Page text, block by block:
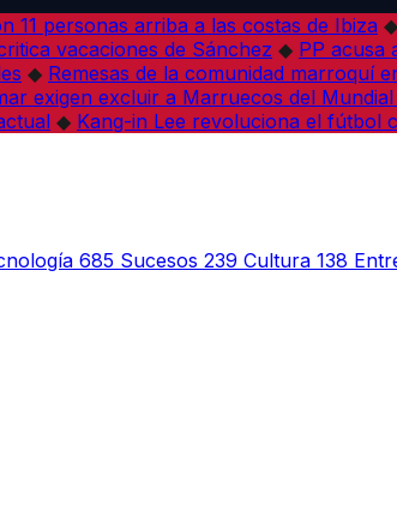
11 personas arriba a las costas de Ibiza ◆
vacaciones de Sánchez ◆ PP acusa
◆ Remesas de la comunidad marroquí
exigen excluir a Marruecos del Mundial
◆ Kang-in Lee revoluciona el fútbol
685 Sucesos 239 Cultura 138